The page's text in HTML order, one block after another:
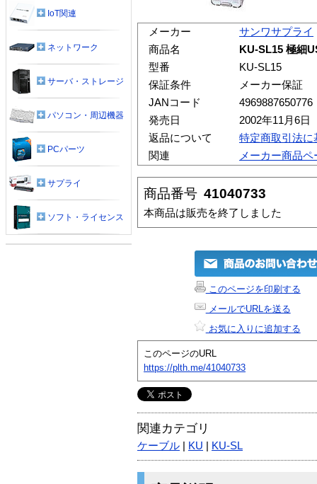
メーカー
サンワサプライ
商品名
KU-SL15 極細
型番
KU-SL15
保証条件
メーカー保証
JANコード
4969887650776
発売日
2002年11月6日
返品について
特定商取引法に
関連
メーカー商品ペ
商品番号 41040733
本商品は販売を終了しました
このページを印刷する
メールでURLを送る
お気に入りに追加する
このページのURL
https://plth.me/41040733
関連カテゴリ
ケーブル KU KU-SL
IoT関連
ネットワーク
サーバ・ストレージ
パソコン・周辺機器
PCパーツ
サプライ
ソフト・ライセンス